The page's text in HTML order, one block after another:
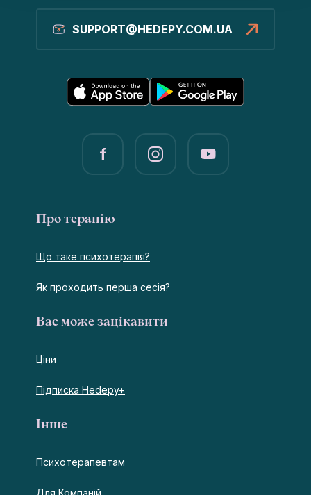
SUPPORT@HEDEPY.COM.UA
Про терапію
Що таке психотерапія?
Як проходить перша сесія?
Вас може зацікавити
Ціни
Підписка Hedepy+
Інше
Психотерапевтам
Для Компаній